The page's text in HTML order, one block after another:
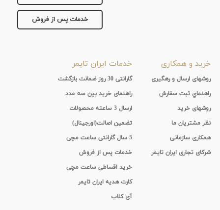
خدمات پس از فروش
خرید و همکاری
روشهای ارسال و رهگیری
راهنماي ثبت سفارش
روشهای خرید
نظر مشتریان ما
همکاری سازمانی
شرکای تجاری ایران تایمر
خدمات ایران تایمر
گارانتی 30 روز ضمانت بازگشت
راهنمای خرید بین سه عدد
ارسال 3 ساعته محصولات
تضمین اصالت(اورجینال)
5 سال گارانتی ساعت مچی
خدمات پس از فروش
خرید اقساطی ساعت مچی
کارت هدیه ایران تایمر
آی-کلاب